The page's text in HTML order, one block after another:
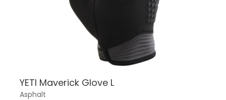
YETI Maverick Glove L
Asphalt